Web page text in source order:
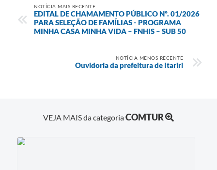
NOTÍCIA MAIS RECENTE
EDITAL DE CHAMAMENTO PÚBLICO Nº. 01/2026
PARA SELEÇÃO DE FAMÍLIAS - PROGRAMA
MINHA CASA MINHA VIDA – FNHIS – SUB 50
NOTÍCIA MENOS RECENTE
Ouvidoria da prefeitura de Itariri
VEJA MAIS da categoriaCOMTUR